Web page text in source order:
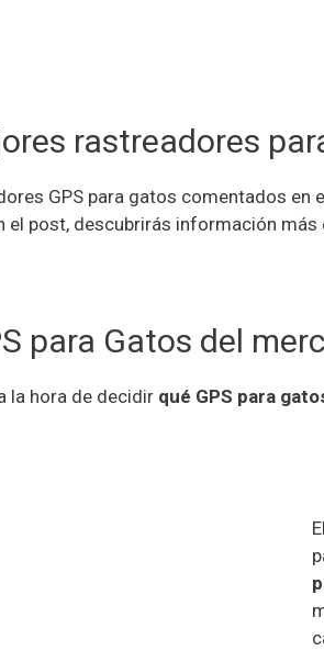
rastreadores
GPS para gatos comentados
el post, descubrirás información
para Gatos del
la hora de decidir qué GPS para